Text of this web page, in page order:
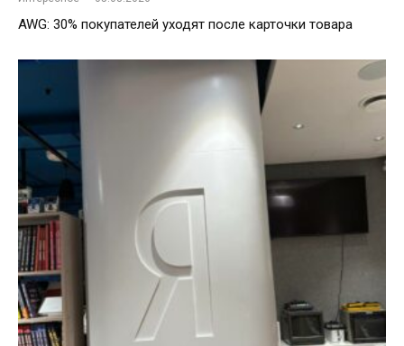
AWG: 30% покупателей уходят после карточки товара